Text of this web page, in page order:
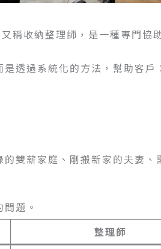
收納整理師，是一種專門協
透過系統化的方法，幫助客戶：
雙薪家庭、剛搬新家的夫妻
題。
整理師